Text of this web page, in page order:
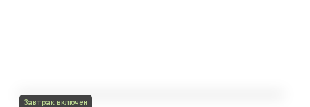
Завтрак включен